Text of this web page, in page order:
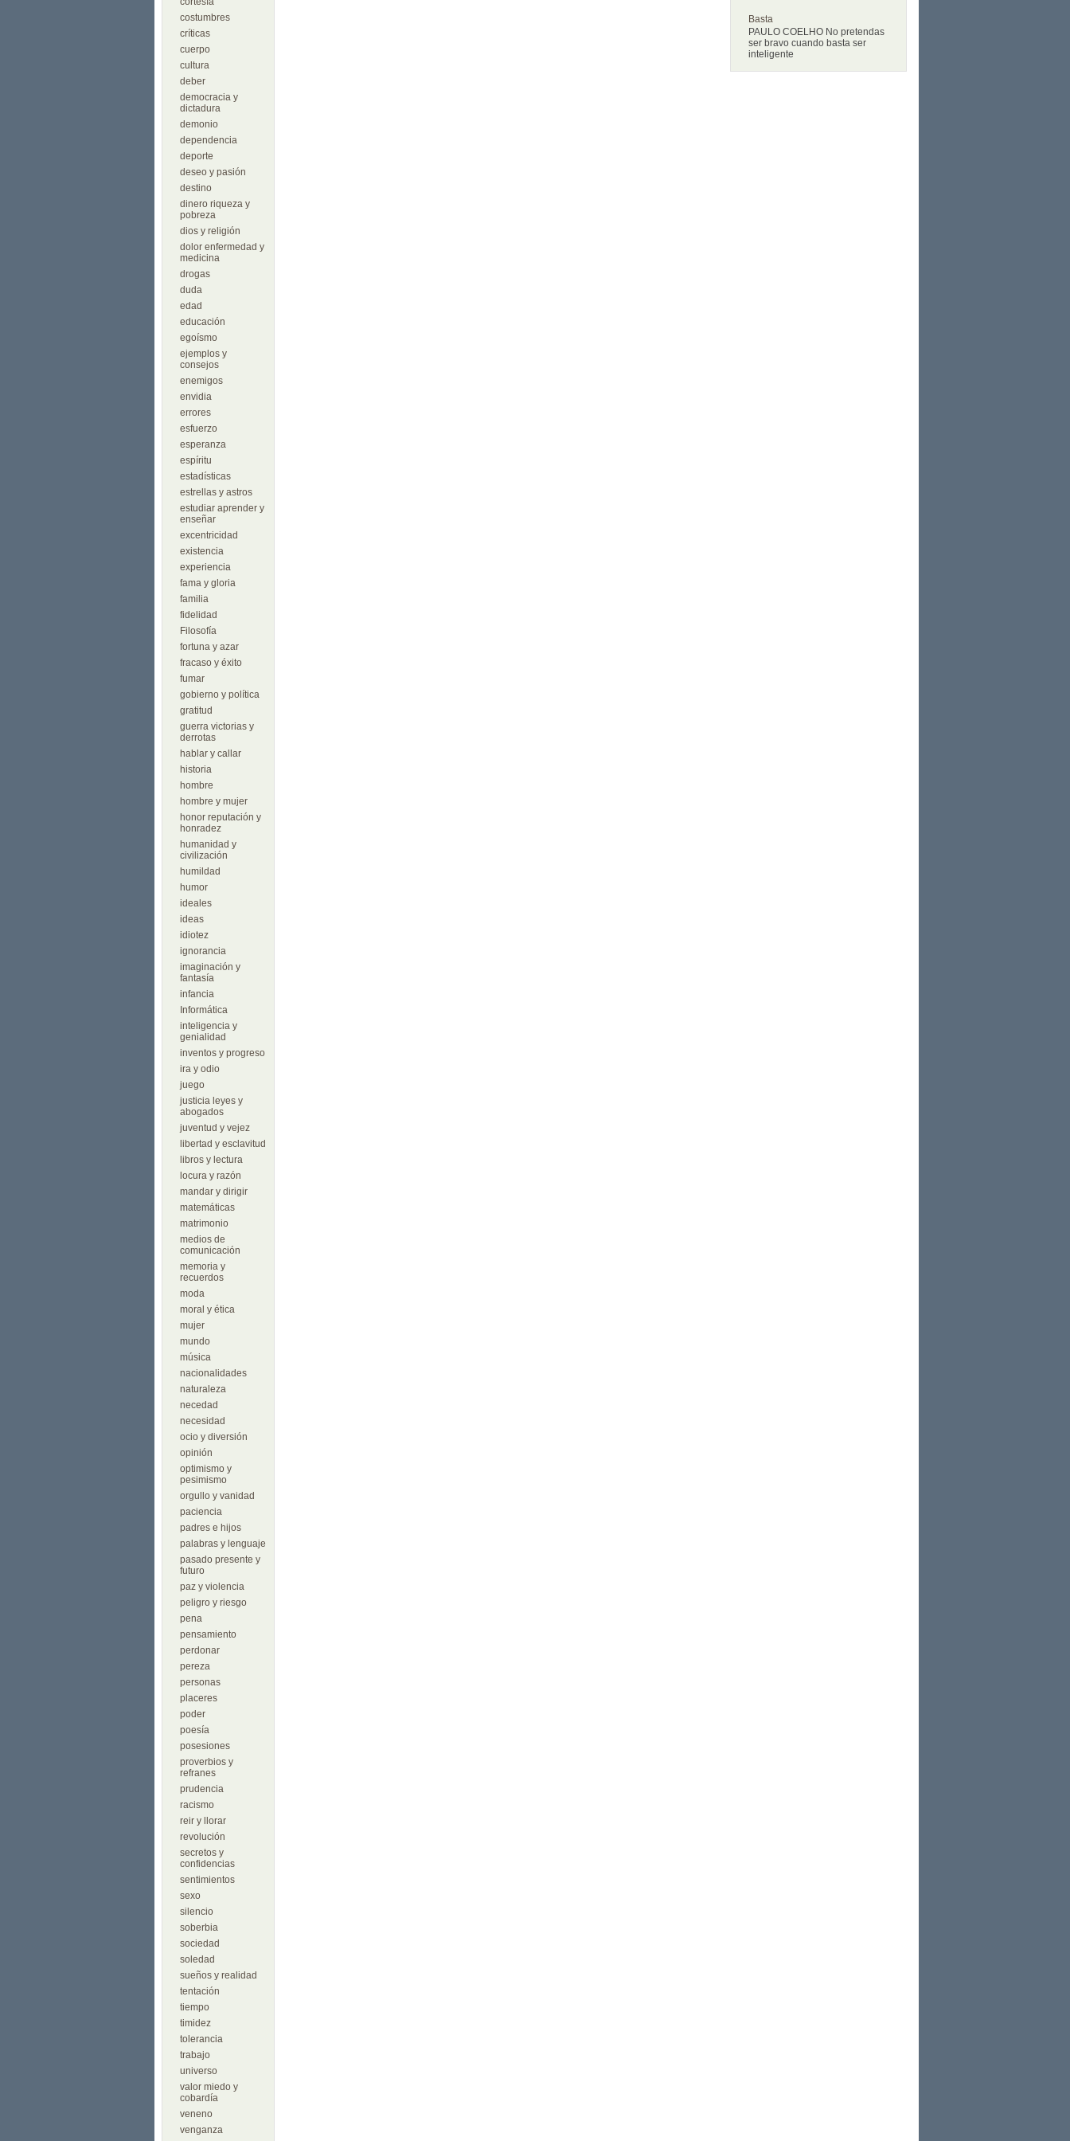
costumbres
críticas
cuerpo
cultura
deber
democracia y
dictadura
demonio
dependencia
deporte
deseo y pasión
destino
dinero riqueza y
pobreza
dios y religión
dolor enfermedad y
medicina
drogas
duda
edad
educación
egoísmo
ejemplos y
consejos
enemigos
envidia
errores
esfuerzo
esperanza
espíritu
estadísticas
estrellas y astros
estudiar aprender y
enseñar
excentricidad
existencia
experiencia
fama y gloria
familia
fidelidad
Filosofía
fortuna y azar
fracaso y éxito
fumar
gobierno y política
gratitud
guerra victorias y
derrotas
hablar y callar
historia
hombre
hombre y mujer
honor reputación y
honradez
humanidad y
civilización
humildad
humor
ideales
ideas
idiotez
ignorancia
imaginación y
fantasía
infancia
Informática
inteligencia y
genialidad
inventos y progreso
ira y odio
juego
justicia leyes y
abogados
juventud y vejez
libertad y esclavitud
libros y lectura
locura y razón
mandar y dirigir
matemáticas
matrimonio
medios de
comunicación
memoria y
recuerdos
moda
moral y ética
mujer
mundo
música
nacionalidades
naturaleza
necedad
necesidad
ocio y diversión
opinión
optimismo y
pesimismo
orgullo y vanidad
paciencia
padres e hijos
palabras y lenguaje
pasado presente y
futuro
paz y violencia
peligro y riesgo
pena
pensamiento
perdonar
pereza
personas
placeres
poder
poesía
posesiones
proverbios y
refranes
prudencia
racismo
reir y llorar
revolución
secretos y
confidencias
sentimientos
sexo
silencio
soberbia
sociedad
soledad
sueños y realidad
tentación
tiempo
timidez
tolerancia
trabajo
universo
valor miedo y
cobardía
veneno
venganza
Basta
PAULO COELHO No pretendas
ser bravo cuando basta ser
inteligente